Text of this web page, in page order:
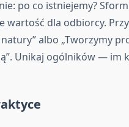
po co istniejemy?
dla odbiorcy.
albo „Tworzymy
Unikaj ogólników — im